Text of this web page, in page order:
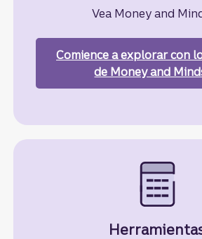
Vea Money and
Comience a explorarcon
de Money and